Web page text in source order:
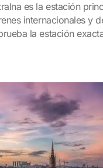
es la estación
internacionales y
la estación